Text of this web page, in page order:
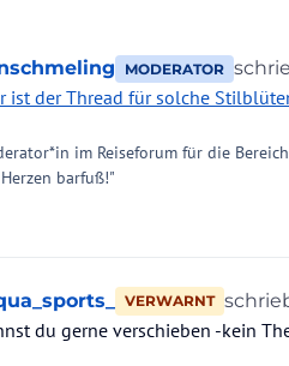
MODERATOR
ist der Thread für solche
im Reiseforum für die
barfuß!"
VERWARNT zuletzt
du gerne verschieben -kein